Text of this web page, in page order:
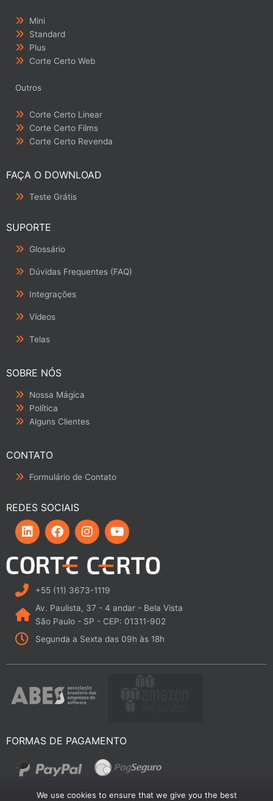
Mini
Standard
Plus
Corte Certo Web
Outros
Corte Certo Linear
Corte Certo Films
Corte Certo Revenda
FAÇA O DOWNLOAD
Teste Grátis
SUPORTE
Glossário
Dúvidas Frequentes (FAQ)
Integrações
Vídeos
Telas
SOBRE NÓS
Nossa Mágica
Política
Alguns Clientes
CONTATO
Formulário de Contato
REDES SOCIAIS
L
i
n
k
e
d
i
F
a
c
e
b
o
k
I
n
s
t
a
r
a
m
Y
o
u
t
u
+55 (11) 3673-1119
Av. Paulista, 37 - 4 andar - Bela Vista
São Paulo - SP - CEP: 01311-902
Segunda a Sexta das 09h às 18h
FORMAS DE PAGAMENTO
We use cookies to ensure that we give you the best